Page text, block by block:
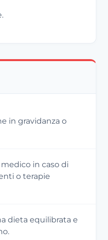
in gravidanza o
in caso di
o terapie
dieta equilibrata e